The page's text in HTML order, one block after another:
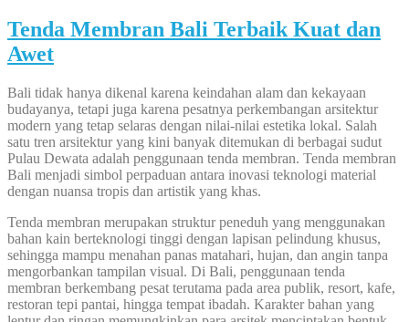
Tenda Membran Bali Terbaik Kuat dan
Awet
Bali tidak hanya dikenal karena keindahan alam dan kekayaan
budayanya, tetapi juga karena pesatnya perkembangan arsitektur
modern yang tetap selaras dengan nilai-nilai estetika lokal. Salah
satu tren arsitektur yang kini banyak ditemukan di berbagai sudut
Pulau Dewata adalah penggunaan tenda membran. Tenda membran
Bali menjadi simbol perpaduan antara inovasi teknologi material
dengan nuansa tropis dan artistik yang khas.
Tenda membran merupakan struktur peneduh yang menggunakan
bahan kain berteknologi tinggi dengan lapisan pelindung khusus,
sehingga mampu menahan panas matahari, hujan, dan angin tanpa
mengorbankan tampilan visual. Di Bali, penggunaan tenda
membran berkembang pesat terutama pada area publik, resort, kafe,
restoran tepi pantai, hingga tempat ibadah. Karakter bahan yang